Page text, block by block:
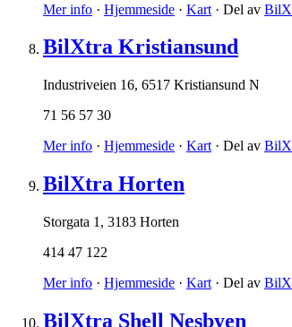
Mer info · Hjemmeside · Kart · Del av
BilXtra Kristiansund
Industriveien 16, 6517 Kristiansund N
71 56 57 30
Mer info · Hjemmeside · Kart · Del av
BilXtra Horten
Storgata 1 , 3183 Horten
414 47 122
Mer info · Hjemmeside · Kart · Del av
BilXtra Shell Nesbyen